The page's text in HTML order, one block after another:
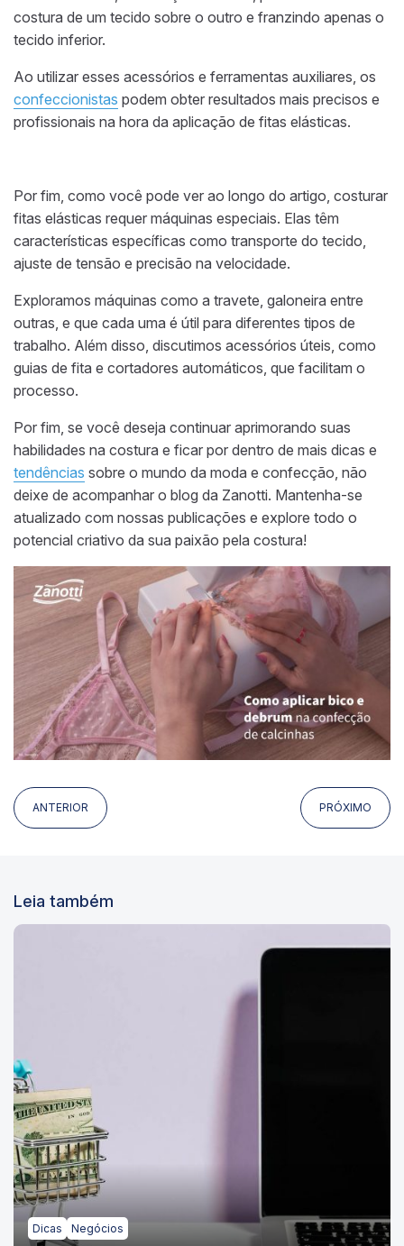
costura de um tecido sobre o outro e franzindo apenas o
tecido inferior.
Ao utilizar esses acessórios e ferramentas auxiliares, os
confeccionistas podem obter resultados mais precisos e
profissionais na hora da aplicação de fitas elásticas.
Por fim, como você pode ver ao longo do artigo, costurar
fitas elásticas requer máquinas especiais. Elas têm
características específicas como transporte do tecido,
ajuste de tensão e precisão na velocidade.
Exploramos máquinas como a travete, galoneira entre
outras, e que cada uma é útil para diferentes tipos de
trabalho. Além disso, discutimos acessórios úteis, como
guias de fita e cortadores automáticos, que facilitam o
processo.
Por fim, se você deseja continuar aprimorando suas
habilidades na costura e ficar por dentro de mais dicas e
tendências sobre o mundo da moda e confecção, não
deixe de acompanhar o blog da Zanotti. Mantenha-se
atualizado com nossas publicações e explore todo o
potencial criativo da sua paixão pela costura!
ANTERIOR PRÓXIMO
Leia também
Dicas Negócios